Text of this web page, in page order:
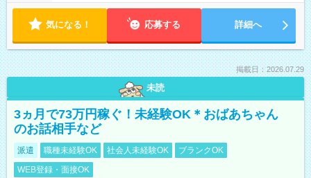
気になる！ 応募する 詳細へ
掲載日：2026.07.29
未読
3ヵ月で73万円稼ぐ！未経験OK＊おばあちゃん
のお話相手など
派遣 職種未経験OK 社会人未経験OK
ブランクOK
WEB登録・面接OK